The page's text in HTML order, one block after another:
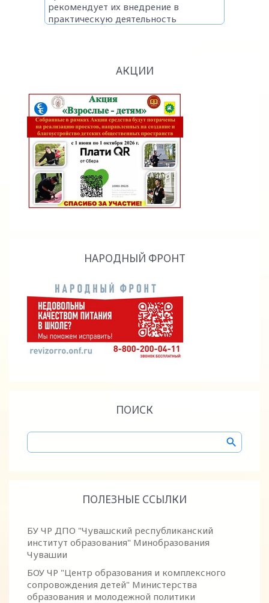
АКЦИИ
НАРОДНЫЙ ФРОНТ
ПОИСК
ПОЛЕЗНЫЕ ССЫЛКИ
БУ ЧР ДПО "Чувашский республиканский
институт образования" Минобразования
Чувашии
БОУ ЧР "Центр образования и комплексного
сопровождения детей" Министерства
образования и молодежной политики